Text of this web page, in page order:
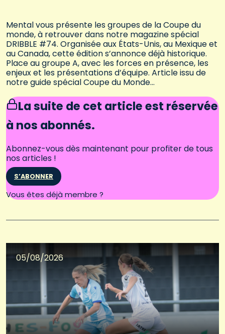
Mental vous présente les groupes de la Coupe du
monde, à retrouver dans notre magazine spécial
DRIBBLE #74. Organisée aux États-Unis, au Mexique et
au Canada, cette édition s’annonce déjà historique.
Place au groupe A, avec les forces en présence, les
enjeux et les présentations d’équipe. Article issu de
notre guide spécial Coupe du Monde…
La suite de cet article est réservée
à nos abonnés.
Abonnez-vous dès maintenant pour profiter de tous
nos articles !
S’ABONNER
Vous êtes déjà membre ?
05/08/2026